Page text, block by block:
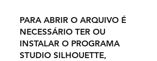
PARA ABRIR O ARQUIVO É
NECESSÁRIO TER OU
INSTALAR O PROGRAMA
STUDIO SILHOUETTE,